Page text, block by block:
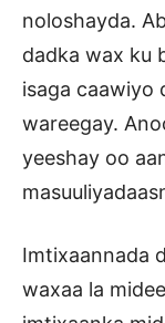
noloshayda.
dadka wax ku
isaga caawiyo
wareegay.
yeeshay oo
Imtixaannada
waxaa la